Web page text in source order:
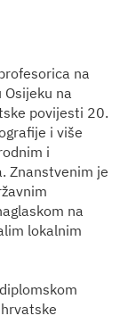
na
na
povijesti 20.
i više
i
Znanstvenim je
na
lokalnim